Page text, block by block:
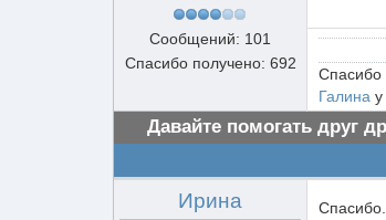
Сообщений: 101
Спасибо получено: 692
Спасибо
Галина у
Давайте помогать друг
Ирина